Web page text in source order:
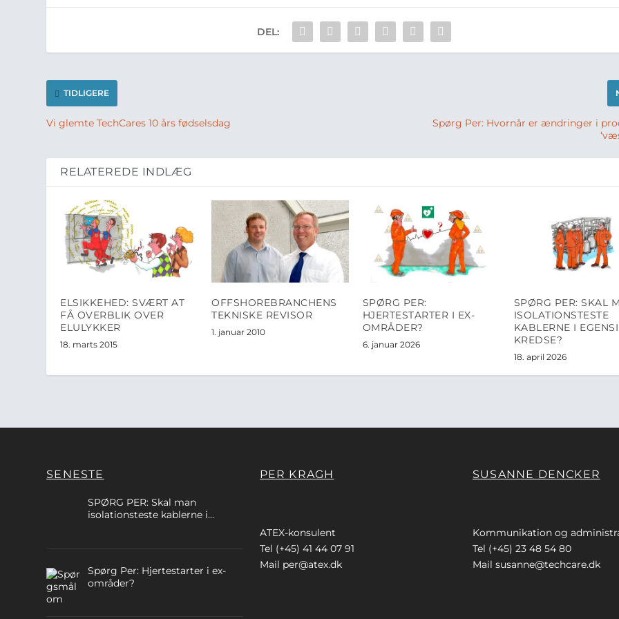
DEL:
TIDLIGERE
Vi glemte TechCares 10 års fødselsdag
Spørg Per: Hvornår er ændringer i
RELATEREDE INDLÆG
ELSIKKEHED: SVÆRT AT
FÅ OVERBLIK OVER
ELULYKKER
18. marts 2015
OFFSHOREBRANCHENS
TEKNISKE REVISOR
1. januar 2010
SPØRG PER:
HJERTESTARTER I EX-
OMRÅDER?
6. januar 2026
SPØRG PER: SKAL
ISOLATIONSTESTE
KABLERNE I
KREDSE?
18. april 2026
SENESTE
SPØRG PER: Skal man
isolationsteste kablerne i
Spørg Per: Hjertestarter i ex-
områder?
PER KRAGH
ATEX-konsulent
Tel (+45) 41 44 07 91
Mail per@atex.dk
SUSANNE DENCKER
Kommunikation og
Tel (+45) 23 48 54 80
Mail susanne@techcare.dk